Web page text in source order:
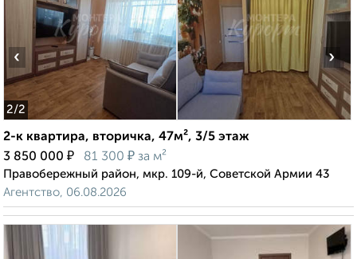
2/2
‹ ›
2-к квартира, вторичка, 47м², 3/5 этаж
3 850 000 ₽ 81 300 ₽ за м²
Правобережный район, мкр. 109-й, Советской Армии 43
Агентство, 06.08.2026